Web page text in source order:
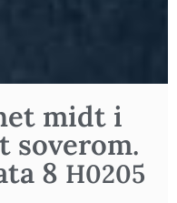
midt i
sove­rom.
8 H0205